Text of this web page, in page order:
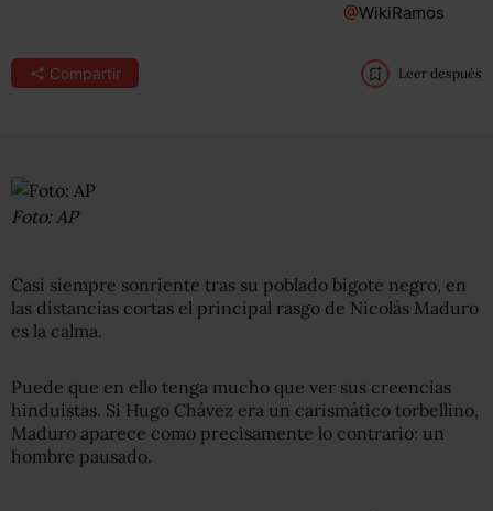
@WikiRamos
Compartir Leer después
Foto: AP
Casi siempre sonriente tras su poblado bigote negro, en
las distancias cortas el principal rasgo de Nicolás Maduro
es la calma.
Puede que en ello tenga mucho que ver sus creencias
hinduistas. Si Hugo Chávez era un carismático torbellino,
Maduro aparece como precisamente lo contrario: un
hombre pausado.